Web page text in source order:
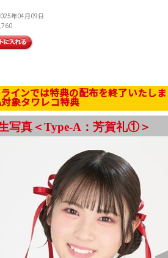
年04月09日
インでは特典の配布を終了いたし
象タワレコ特典
写真＜Type-A：芳賀礼①＞